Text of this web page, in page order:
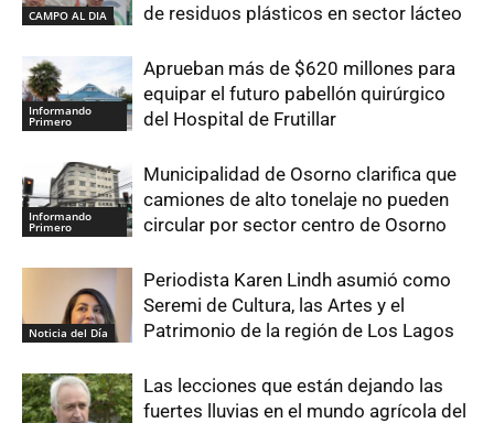
CAMPO AL DIA
de residuos plásticos en sector lácteo
Informando
Primero
Aprueban más de $620 millones para
equipar el futuro pabellón quirúrgico
del Hospital de Frutillar
Informando
Primero
Municipalidad de Osorno clarifica que
camiones de alto tonelaje no pueden
circular por sector centro de Osorno
Noticia del Día
Periodista Karen Lindh asumió como
Seremi de Cultura, las Artes y el
Patrimonio de la región de Los Lagos
Las lecciones que están dejando las
fuertes lluvias en el mundo agrícola del